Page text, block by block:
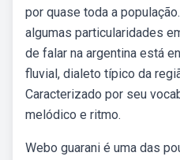
por quase toda a
algumas particularidades
de falar na argentina está
fluvial, dialeto típico da
Caracterizado por seu
melódico e ritmo.
Webo guarani é uma das